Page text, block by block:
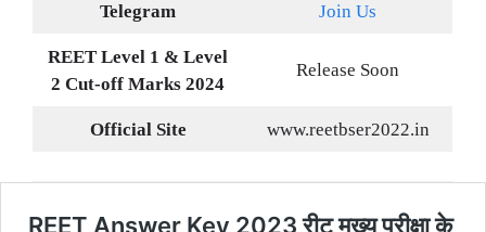
Telegram Join Us
REET Level 1 & Level
2 Cut-off Marks 2024
Release Soon
Official Site www.reetbser2022.in